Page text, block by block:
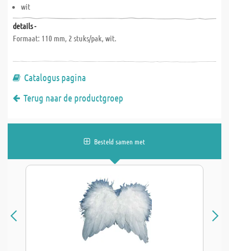
wit
details -
Formaat: 110 mm, 2 stuks/pak, wit.
Catalogus pagina
Terug naar de productgroep
Besteld samen met